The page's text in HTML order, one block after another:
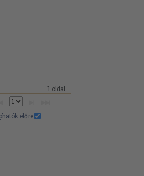
1 oldal
előre: